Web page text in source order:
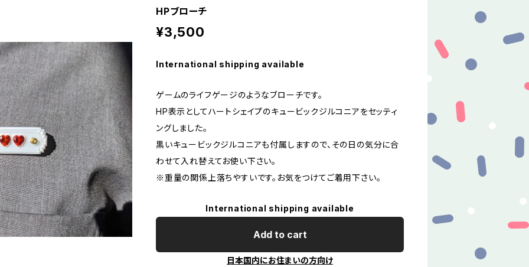
HPブローチ
¥3,500
International shipping available
ゲームのライフゲージのようなブローチです。
HP表示としてハートシェイプのキュービックジルコニアをセッティ
ングしました。
黒いキュービックジルコニアも付属しますので、その日の気分に合
わせて入れ替えてお使い下さい。
※重量の関係上落ちやすいです。お気をつけてご着用下さい。
International shipping available
Add to cart
日本国内にお住まいの方向け